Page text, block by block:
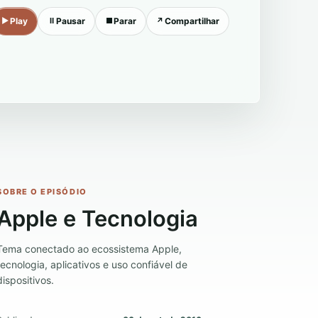
▶Play Ⅱ Pausar ■Parar ↗ Compartilhar
O EPISÓDIO
e Tecnologia
conectado ao ecossistema Apple,
aplicativos e uso confiável de